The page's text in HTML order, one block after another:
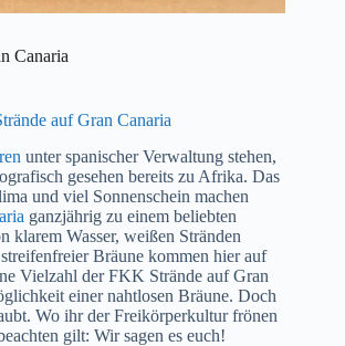
Canaria
auf Gran Canaria
unter spanischer Verwaltung stehen,
gesehen bereits zu Afrika. Das
und viel Sonnenschein machen
ganzjährig zu einem beliebten
klarem Wasser, weißen Stränden
Bräune kommen hier auf
Vielzahl der FKK Strände auf Gran
einer nahtlosen Bräune. Doch
Wo ihr der Freikörperkultur frönen
gilt: Wir sagen es euch!